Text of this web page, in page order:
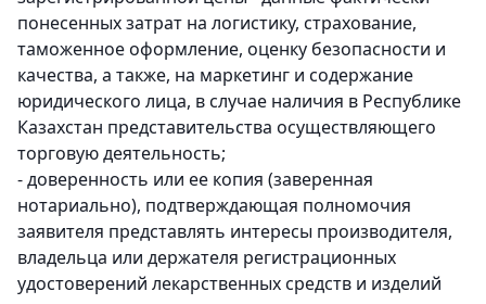
понесенных затрат на логистику, страхование,
таможенное оформление, оценку безопасности и
качества, а также, на маркетинг и содержание
юридического лица, в случае наличия в Республике
Казахстан представительства осуществляющего
торговую деятельность;
- доверенность или ее копия (заверенная
нотариально), подтверждающая полномочия
заявителя представлять интересы производителя,
владельца или держателя регистрационных
удостоверений лекарственных средств и изделий